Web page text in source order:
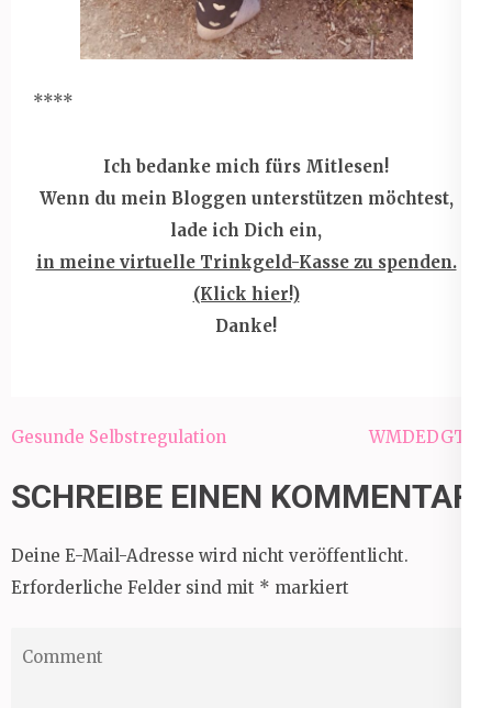
****
Ich bedanke mich fürs Mitlesen!
Wenn du mein Bloggen unterstützen möchtest,
lade ich Dich ein,
in meine virtuelle Trinkgeld-Kasse zu spenden.
(Klick hier!)
Danke!
Beitragsnavigation
Gesunde Selbstregulation WMDEDGT-5
SCHREIBE EINEN KOMMENTAR
Deine E-Mail-Adresse wird nicht veröffentlicht.
Erforderliche Felder sind mit * markiert